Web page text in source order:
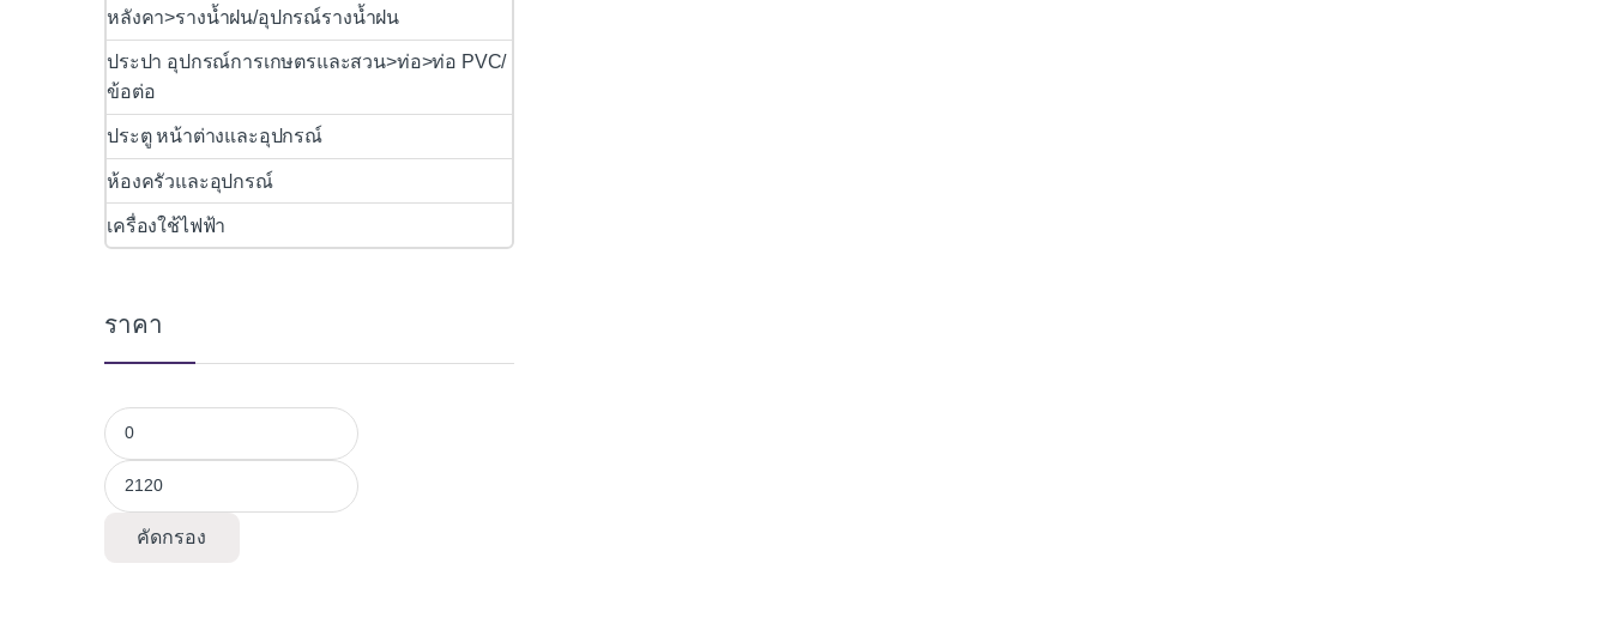
หลังคา>รางน้ำฝน/อุปกรณ์รางน้ำฝน
ประปา อุปกรณ์การเกษตรและสวน>ท่อ>ท่อ PVC/
ข้อต่อ
ประตู หน้าต่างและอุปกรณ์
ห้องครัวและอุปกรณ์
เครื่องใช้ไฟฟ้า
ราคา
ราคาต่ำสุด
ราคาสูงสุด
คัดกรอง